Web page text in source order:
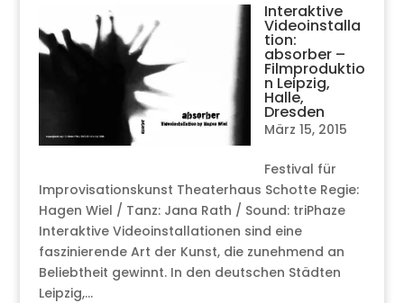
Interaktive
Videoinstalla
tion:
absorber –
Filmproduktio
n Leipzig,
Halle,
Dresden
März 15, 2015
Festival für
Improvisationskunst Theaterhaus Schotte Regie:
Hagen Wiel / Tanz: Jana Rath / Sound: triPhaze
Interaktive Videoinstallationen sind eine
faszinierende Art der Kunst, die zunehmend an
Beliebtheit gewinnt. In den deutschen Städten
Leipzig,...